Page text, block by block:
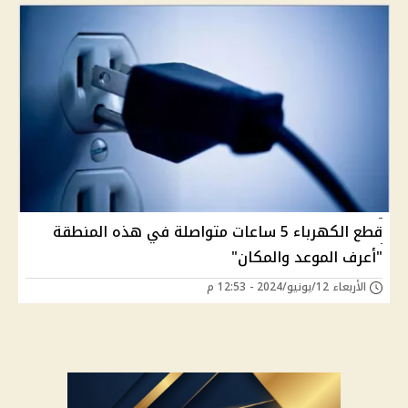
قطع الكهرباء 5 ساعات متواصلة في هذه المنطقة
"أعرف الموعد والمكان"
الأربعاء 12/يونيو/2024 - 12:53 م